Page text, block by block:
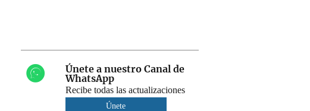
Únete a nuestro Canal de
WhatsApp
Recibe todas las actualizaciones
Únete